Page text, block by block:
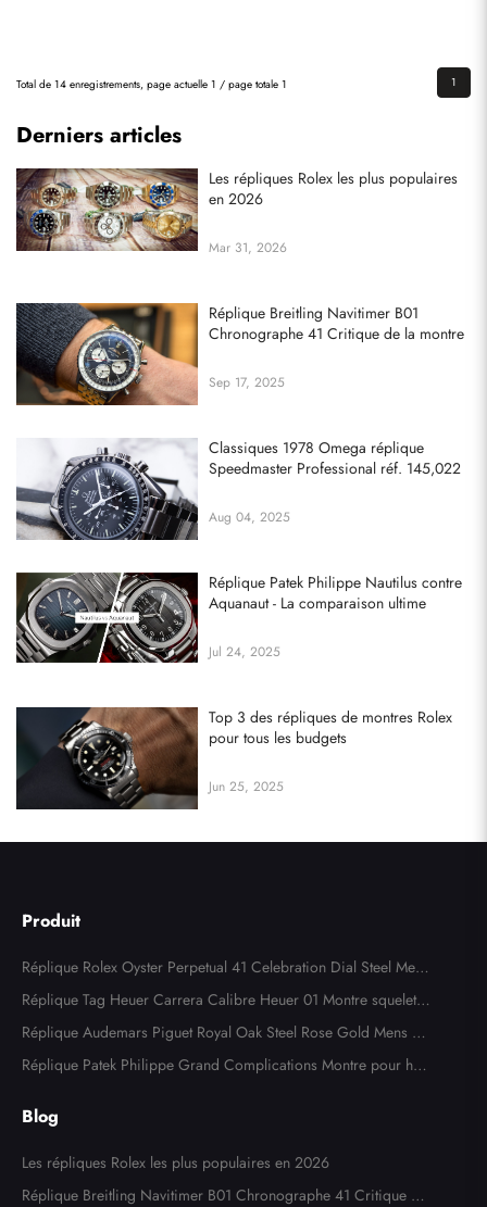
Total de 14 enregistrements, page actuelle 1 / page totale 1 1
Derniers articles
Les répliques Rolex les plus populaires
en 2026
Mar 31, 2026
Réplique Breitling Navitimer B01
Chronographe 41 Critique de la montre
Sep 17, 2025
Classiques 1978 Omega réplique
Speedmaster Professional réf. 145,022
Aug 04, 2025
Réplique Patek Philippe Nautilus contre
Aquanaut - La comparaison ultime
Jul 24, 2025
Top 3 des répliques de montres Rolex
pour tous les budgets
Jun 25, 2025
Produit
Réplique Rolex Oyster Perpetual 41 Celebration Dial Steel Mens
Watch 124300
Réplique Tag Heuer Carrera Calibre Heuer 01 Montre squelette
en acier or rose CAR205A
Réplique Audemars Piguet Royal Oak Steel Rose Gold Mens W
atch 15400SR
Réplique Patek Philippe Grand Complications Montre pour ho
Blog
Les répliques Rolex les plus populaires en 2026
Réplique Breitling Navitimer B01 Chronographe 41 Critique de